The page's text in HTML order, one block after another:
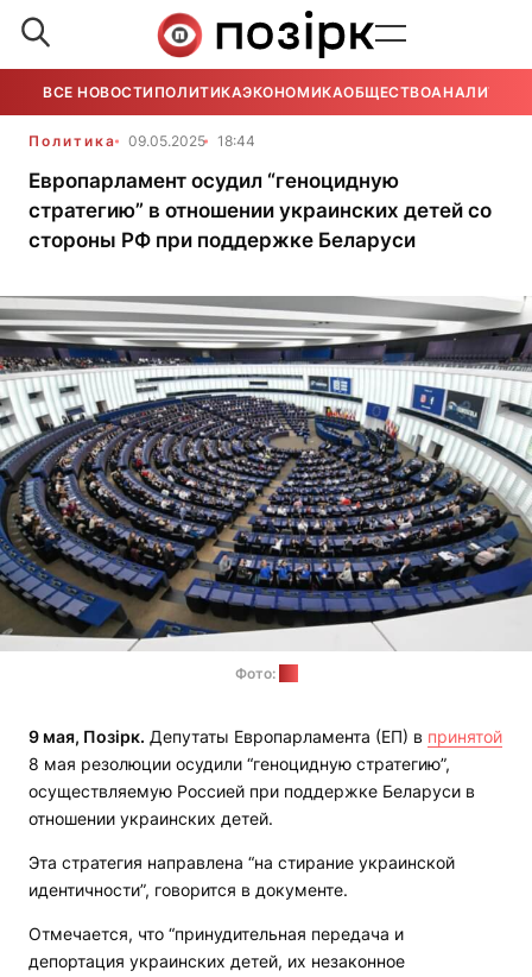
ВСЕ НОВОСТИ ПОЛИТИКАЭКОНОМИКАОБЩЕСТВОАНАЛИТИКА
Политика 09.05.2025 18:44
Европарламент осудил “геноцидную
стратегию” в отношении украинских детей со
стороны РФ при поддержке Беларуси
Фото:
9 мая, Позірк. Депутаты Европарламента (ЕП) в принятой
8 мая резолюции осудили “геноцидную стратегию”,
осуществляемую Россией при поддержке Беларуси в
отношении украинских детей.
Эта стратегия направлена “на стирание украинской
идентичности”, говорится в документе.
Отмечается, что “принудительная передача и
депортация украинских детей, их незаконное